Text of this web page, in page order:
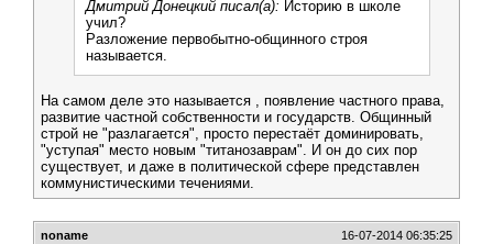
Дмитрий Донецкий писал(а): Историю в школе
учил?
Разложение первобытно-общинного строя
называется.
На самом деле это называется , появление частного права,
развитие частной собственности и государств. Общинный
строй не "разлагается", просто перестаёт доминировать,
"уступая" место новым "титанозаврам". И он до сих пор
существует, и даже в политической сфере представлен
коммунистическими течениями.
noname 16-07-2014 06:35:25